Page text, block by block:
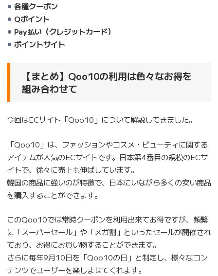
各種クーポン
Qポイント
Pay払い（クレジットカード）
ポイントサイト
【まとめ】Qoo10の利用は色々なお得を
組み合わせて
今回はECサイト「Qoo10」について解説してきました。
「Qoo10」は、ファッションやコスメ・ビューティに関する
アイテムが人気のECサイトです。日本第4番目の規模のECサ
イトで、徐々に売上も伸ばしています。
韓国の商品に強いのが特徴で、日本にいながら多くの安い商品
を購入することができます。
このQoo10では常時クーポンを利用出来てお得ですが、頻繁
に「スーパーセール」や「メガ割」といったセールが開催され
ており、お得にお買い物することができます。
さらに毎年9月10日を「Qoo10の日」と制定し、様々なコン
テンツでユーザーを楽しませてくれます。